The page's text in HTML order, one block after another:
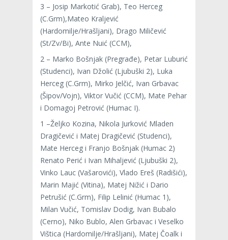
3 – Josip Markotić Grab), Teo Herceg
(C.Grm),Mateo Kraljević
(Hardomilje/Hrašljani), Drago Miličević
(St/Zv/Bi), Ante Nuić (CCM),
2 – Marko Bošnjak (Pregrađe), Petar Luburić
(Studenci), Ivan Džolić (Ljubuški 2), Luka
Herceg (C.Grm), Mirko Jelčić, Ivan Grbavac
(Šipov/Vojn), Viktor Vučić (CCM), Mate Pehar
i Domagoj Petrović (Humac I).
1 –Željko Kozina, Nikola Jurković Mladen
Dragičević i Matej Dragičević (Studenci),
Mate Herceg i Franjo Bošnjak (Humac 2)
Renato Perić i Ivan Mihaljević (Ljubuški 2),
Vinko Lauc (Vašarovići), Vlado Ereš (Radišići),
Marin Majić (Vitina), Matej Nižić i Dario
Petrušić (C.Grm), Filip Lelinić (Humac 1),
Milan Vučić, Tomislav Dodig, Ivan Bubalo
(Cerno), Niko Bublo, Alen Grbavac i Veselko
Vištica (Hardomilje/Hrašljani), Matej Čoalk i